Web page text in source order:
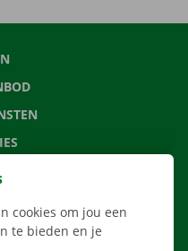
cookies om jou een
te bieden en je